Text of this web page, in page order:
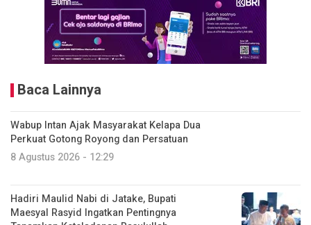
Baca Lainnya
Wabup Intan Ajak Masyarakat Kelapa Dua
Perkuat Gotong Royong dan Persatuan
8 Agustus 2026 - 12:29
Hadiri Maulid Nabi di Jatake, Bupati
Maesyal Rasyid Ingatkan Pentingnya